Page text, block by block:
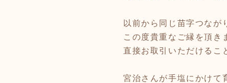
以前から同じ苗字つなが
この度貴重なご縁を頂き
直接お取引いただけるこ
宮治さんが手塩にかけて